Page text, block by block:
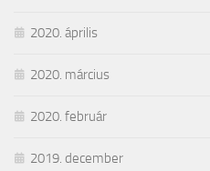
2020. április
2020. március
2020. február
2019. december